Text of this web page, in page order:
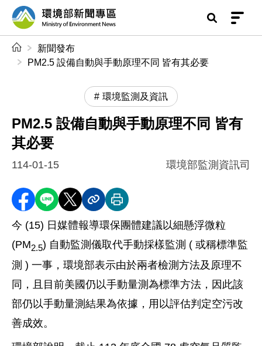
前往中央內容區塊
環境部新聞專區
新聞發布
PM2.5 設備自動與手動原理不同 皆有其必要
環境監測及資訊
PM2.5 設備自動與手動原理不同 皆有
其必要
114-01-15 環境部監測資訊司
分享至 Facebook
分享到 LINE
分享到 X分享內容連結
列印本頁
今 (15) 日媒體報導環保團體建議以細懸浮微粒
(PM2.5) 自動監測儀取代手動採樣監測 ( 或稱標準監
測 ) 一事，環境部表示由於兩者檢測方法及原理不
同，且目前美國仍以手動量測為標準方法，因此該
部仍以手動量測結果為依據，用以評估判定空污改
善成效。